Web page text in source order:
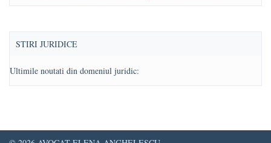
STIRI JURIDICE
Ultimile noutati din domeniul juridic: